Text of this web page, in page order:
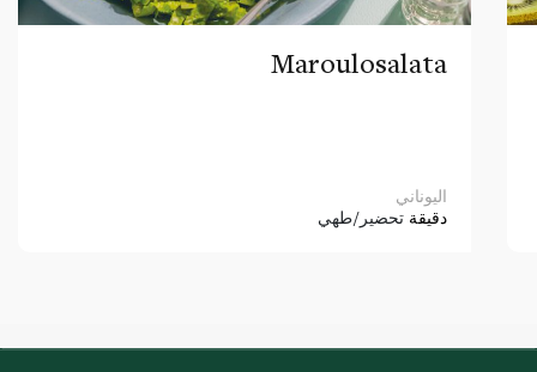
Maroulosalata
اليوناني
دقيقة تحضير/طهي